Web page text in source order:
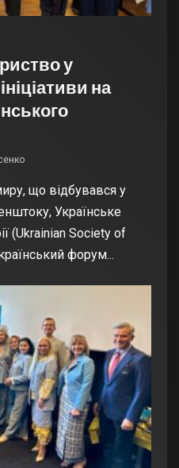
у
на
що відбувався у
Українське
(Ukrainian Society of
форум...